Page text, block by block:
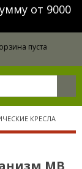
от 9000
пуста
КРЕСЛА
МВ